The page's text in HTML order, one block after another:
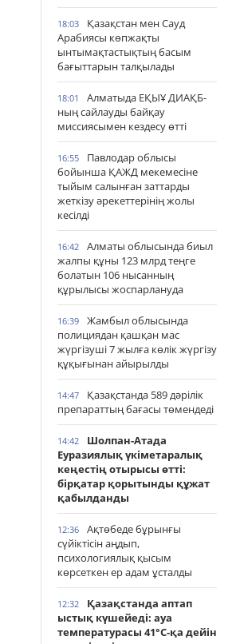
18:03
Қазақстан мен Сауд
Арабиясы көпжақты
ынтымақтастықтың басым
бағыттарын талқылады
18:01
Алматыда ЕҚЫҰ ДИАҚБ-
ның сайлауды байқау
миссиясымен кездесу өтті
16:55
Павлодар облысы
бойынша ҚАЖД мекемесіне
тыйым салынған заттарды
жеткізу әрекеттерінің жолы
кесілді
16:42
Алматы облысында биыл
жалпы құны 123 млрд теңге
болатын 106 нысанның
құрылысы жоспарлануда
16:39
Жамбыл облысында
полициядан қашқан мас
жүргізуші 7 жылға көлік жүргізу
құқығынан айырылды
14:47
Қазақстанда 589 дәрілік
препараттың бағасы төмендеді
14:42
Шолпан-Атада
Еуразиялық үкіметаралық
кеңестің отырысы өтті:
бірқатар қорытынды құжат
қабылданды
12:36
Ақтөбеде бұрынғы
сүйіктісін аңдып,
психологиялық қысым
көрсеткен ер адам ұсталды
12:32
Қазақстанда аптап
ыстық күшейеді: ауа
температурасы 41°С-қа дейін